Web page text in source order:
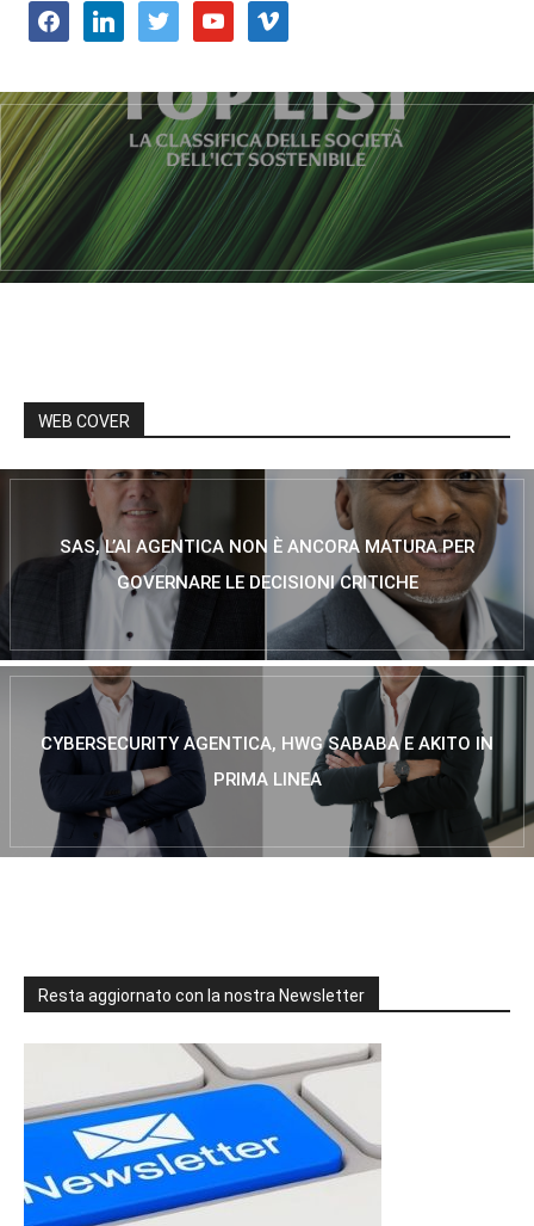
facebooklinkedin twitter youtube vimeo
WEB COVER
SAS, L’AI AGENTICA NON È ANCORA MATURA PER
GOVERNARE LE DECISIONI CRITICHE
CYBERSECURITY AGENTICA, HWG SABABA E AKITO IN
PRIMA LINEA
Resta aggiornato con la nostra Newsletter